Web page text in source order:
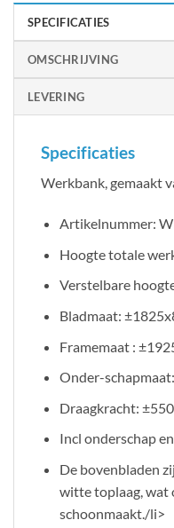
SPECIFICATIES
OMSCHRIJVING
LEVERING
Specificaties
Werkbank, gemaakt
Artikelnummer:
Hoogte totale
Verstelbare
Bladmaat:
Framemaat :
Onder-
Draagkracht:
Incl onderschap
De bovenbladen
witte toplaag, wat
schoonmaakt./li>